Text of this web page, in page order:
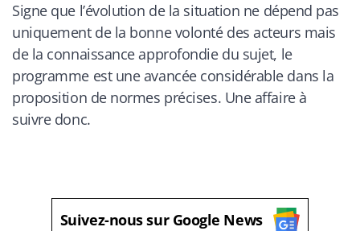
Signe que l’évolution de la situation ne dépend pas
uniquement de la bonne volonté des acteurs mais
de la connaissance approfondie du sujet, le
programme est une avancée considérable dans la
proposition de normes précises. Une affaire à
suivre donc.
Suivez-nous sur Google News